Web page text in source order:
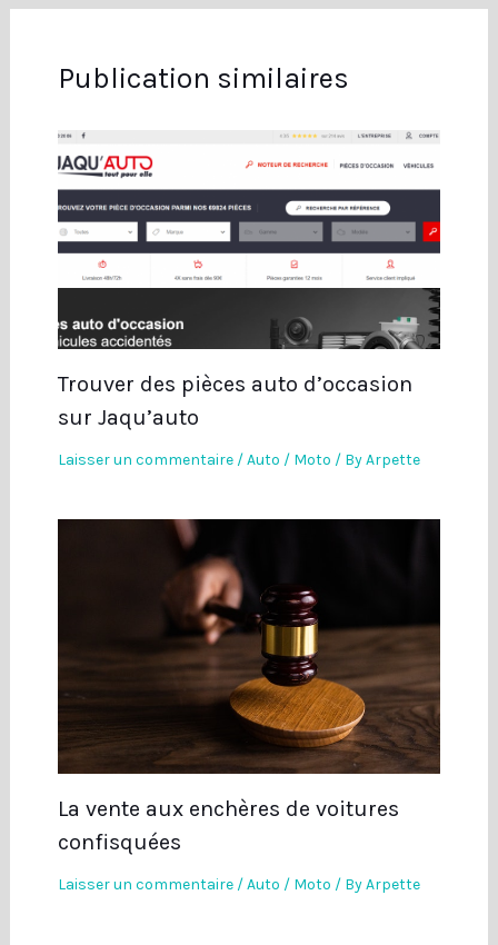
Publication similaires
Trouver des pièces auto d’occasion
sur Jaqu’auto
Laisser un commentaire /Auto / Moto / ByArpette
La vente aux enchères de voitures
confisquées
Laisser un commentaire /Auto / Moto / ByArpette